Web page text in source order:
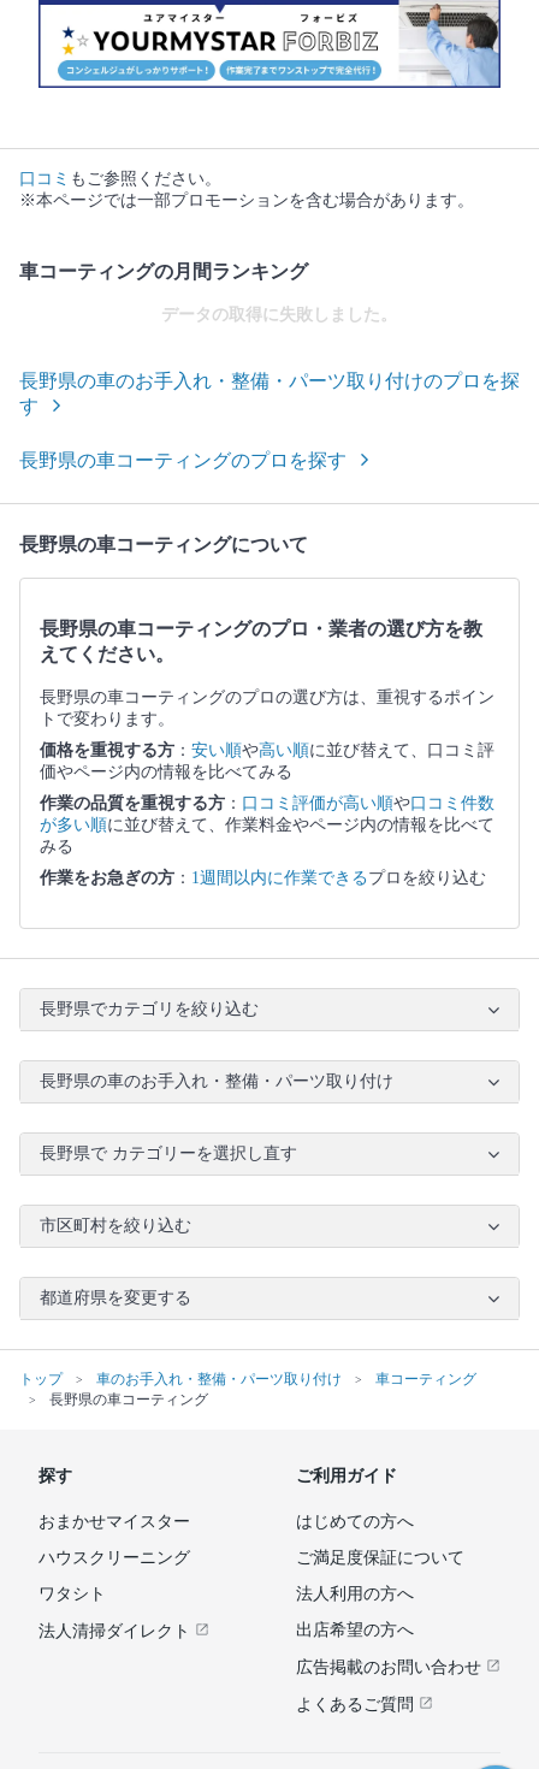
口コミ もご参照ください。
※本ページでは一部プロモーションを含む場合があります。
車コーティングの月間ランキング
データの取得に失敗しました。
長野県の車のお手入れ・整備・パーツ取り付けのプロを探
す
長野県の車コーティングのプロを探す
長野県の車コーティングについて
長野県の車コーティングのプロ・業者の選び方を教
えてください。
長野県の車コーティングのプロの選び方は、重視するポイン
トで変わります。
価格を重視する方 ： 安い順や高い順に並び替えて、口コミ評
価やページ内の情報を比べてみる
作業の品質を重視する方 ： 口コミ評価が高い順や口コミ件数
が多い順に並び替えて、作業料金やページ内の情報を比べて
みる
作業をお急ぎの方 ： 1週間以内に作業できるプロを絞り込む
長野県でカテゴリを絞り込む
長野県の車のお手入れ・整備・パーツ取り付け
長野県で カテゴリーを選択し直す
市区町村を絞り込む
都道府県を変更する
トップ 車のお手入れ・整備・パーツ取り付け
車コーティング
長野県の車コーティング
探す
おまかせマイスター
ハウスクリーニング
ワタシト
法人清掃ダイレクト
ご利用ガイド
はじめての方へ
ご満足度保証について
法人利用の方へ
出店希望の方へ
広告掲載のお問い合わせ
よくあるご質問